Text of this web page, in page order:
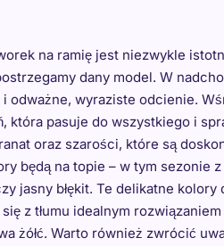
na ramię jest niezwykle
dany model. W
odważne, wyraziste odcienie.
która pasuje do wszystkiego i
oraz szarości, które są
będą na topie – w tym sezonie
jasny błękit. Te delikatne
z tłumu idealnym
żółć. Warto również zwrócić